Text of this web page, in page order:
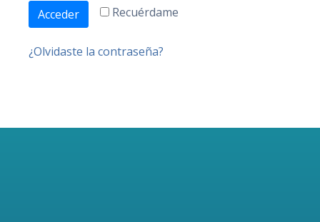
Recuérdame
Acceder
¿Olvidaste la contraseña?